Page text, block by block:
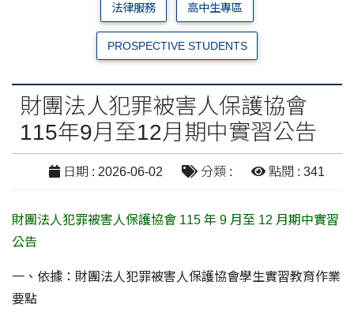
法律服務 高中生專區
PROSPECTIVE STUDENTS
財團法人犯罪被害人保護協會
115年9月至12月期中實習公告
日期 : 2026-06-02 分類 : 點閱 : 341
財團法人犯罪被害人保護協會 115 年 9 月至 12 月期中實習
公告
一、依據：財團法人犯罪被害人保護協會學生實習教育作業
要點